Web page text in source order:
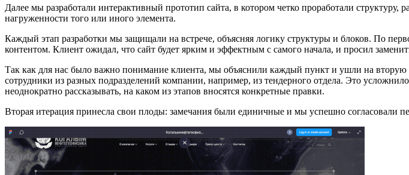
Далее мы разработали интерактивный прототип сайта, в котором четко проработали
нагруженности того или иного элемента.
Каждый этап разработки мы защищали на встрече, объясняя логику структуры и блоков. По
контентом. Клиент ожидал, что сайт будет ярким и эффектным с самого начала, и просил
Так как для нас было важно понимание клиента, мы объяснили каждый пункт и ушли на
сотрудники из разных подразделений компании, например, из тендерного отдела. Это
неоднократно рассказывать, на каком из этапов вносятся конкретные правки.
Вторая итерация принесла свои плоды: замечания были единичные и мы успешно согласовали